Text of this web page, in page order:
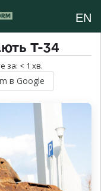
EN
Т-34
за: < 1 хв.
в Google